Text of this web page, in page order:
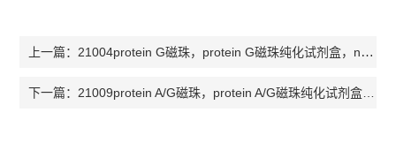
上一篇：21004protein G磁珠，protein G磁珠纯化试剂盒，nvigen品牌
下一篇：21009protein A/G磁珠，protein A/G磁珠纯化试剂盒，nvigen品牌